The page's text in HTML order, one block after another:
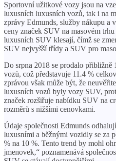
Sportovní užitkové vozy jsou na
luxusních luxusních vozů, tak i na
zprávy Edmunds, služby nákupu a
ceny značek SUV na masovém
luxusních SUV klesají, čímž se
SUV nejvyšší třídy a SUV pro
Do srpna 2018 se prodalo
vozů, což představuje 11.4 %
zprávou však může být, že
luxusních vozů byly vozy SUV,
značek rozšiřuje nabídku SUV na
rozměrů s nižšími cenovkami.
Údaje společnosti Edmunds
luxusními a běžnými vozidly se za
% na 10 %. Tento trend by mohl
jmenovek,“ poznamenává